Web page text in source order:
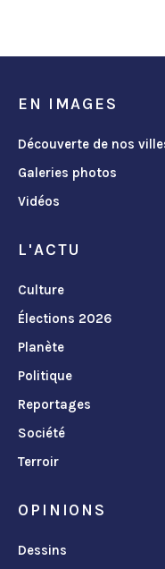
EN IMAGES
Découverte de nos
Galeries photos
Vidéos
L'ACTU
Culture
Élections 2026
Planète
Politique
Reportages
Société
Terroir
OPINIONS
Dessins